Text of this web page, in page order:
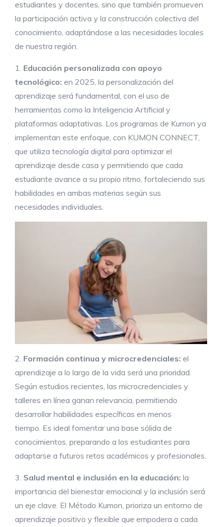
estudiantes y docentes, sino que también promueven
la participación activa y la construcción colectiva del
conocimiento, adaptándose a las necesidades locales
de nuestra región.
1. Educación personalizada con apoyo
tecnológico: en 2025, la personalización del
aprendizaje será fundamental, con el uso de
herramientas como la Inteligencia Artificial y
plataformas adaptativas. Los programas de Kumon ya
implementan este enfoque, con KUMON CONNECT,
que utiliza tecnología digital para optimizar el
aprendizaje desde casa y permitiendo que cada
estudiante avance a su propio ritmo, fortaleciendo sus
habilidades en ambas materias según sus
necesidades individuales.
2. Formación continua y microcredenciales: el
aprendizaje a lo largo de la vida será una prioridad.
Según estudios recientes, las microcredenciales y
talleres en línea ganan relevancia, permitiendo
desarrollar habilidades específicas en menos
tiempo. Es ideal fomentar una base sólida de
conocimientos, preparando a los estudiantes para
adaptarse a futuros retos académicos y profesionales.
3. Salud mental e inclusión en la educación: la
importancia del bienestar emocional y la inclusión será
un eje clave. El Método Kumon, prioriza un entorno de
aprendizaje positivo y flexible que empodera a cada